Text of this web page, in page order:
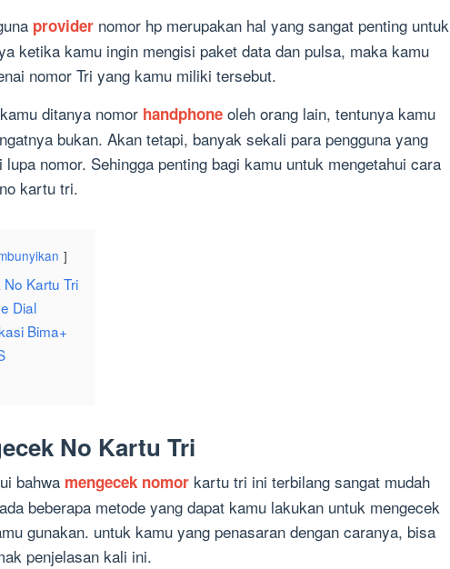
provider nomor hp merupakan hal yang sangat penting untuk
ketika kamu ingin mengisi paket data dan pulsa, maka kamu
nomor Tri yang kamu miliki tersebut.
ditanya nomor handphone oleh orang lain, tentunya kamu
bukan. Akan tetapi, banyak sekali para pengguna yang
nomor. Sehingga penting bagi kamu untuk mengetahui cara
kartu tri.
Kartu Tri
Dial
Bima+
No Kartu Tri
bahwa mengecek nomor kartu tri ini terbilang sangat mudah
beberapa metode yang dapat kamu lakukan untuk mengecek
gunakan. untuk kamu yang penasaran dengan caranya, bisa
penjelasan kali ini.